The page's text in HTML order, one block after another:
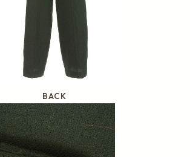
BACK